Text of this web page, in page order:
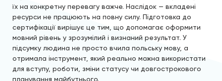
їх на конкретну перевагу важче. Наслідок — вкладені
ресурси не працюють на повну силу. Підготовка до
сертифікації вирішує це тим, що допомагає оформити
мовний рівень у зрозумілий і визнаний результат. У
підсумку людина не просто вчила польську мову, а
отримала інструмент, який реально можна використати
для вступу, роботи, зміни статусу чи довгострокового
планування майбутнього.